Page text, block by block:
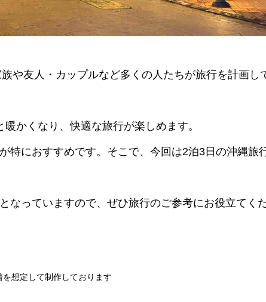
や友人・カップルなど多くの人たちが旅行を計画し
かくなり、快適な旅行が楽しめます。
特におすすめです。そこで、今回は2泊3日の沖縄旅
となっていますので、ぜひ旅行のご参考にお役立てく
を想定して制作しております